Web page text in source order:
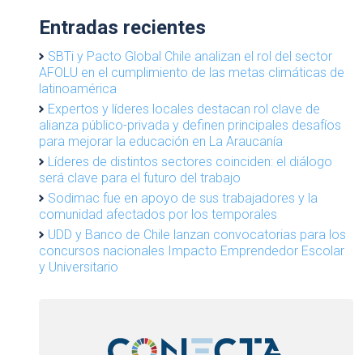
Entradas recientes
SBTi y Pacto Global Chile analizan el rol del sector
AFOLU en el cumplimiento de las metas climáticas de
latinoamérica
Expertos y líderes locales destacan rol clave de
alianza público-privada y definen principales desafíos
para mejorar la educación en La Araucanía
Líderes de distintos sectores coinciden: el diálogo
será clave para el futuro del trabajo
Sodimac fue en apoyo de sus trabajadores y la
comunidad afectados por los temporales
UDD y Banco de Chile lanzan convocatorias para los
concursos nacionales Impacto Emprendedor Escolar
y Universitario